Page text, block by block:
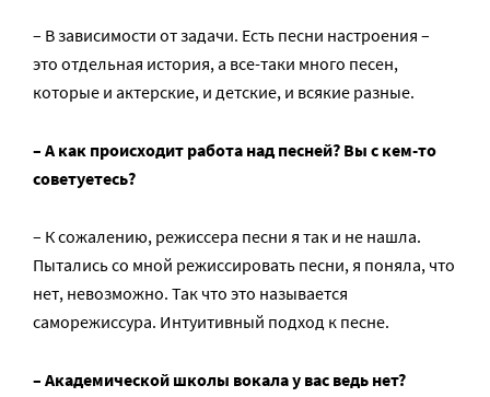
– В зависимости от задачи. Есть песни настроения –
это отдельная история, а все-таки много песен,
которые и актерские, и детские, и всякие разные.
– А как происходит работа над песней? Вы с кем-то
советуетесь?
– К сожалению, режиссера песни я так и не нашла.
Пытались со мной режиссировать песни, я поняла, что
нет, невозможно. Так что это называется
саморежиссура. Интуитивный подход к песне.
– Академической школы вокала у вас ведь нет?